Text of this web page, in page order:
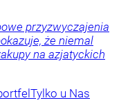
przyzwyczajenia
że niemal
na azjatyckich
Tylko u Nas